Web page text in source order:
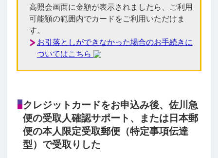
高照会画面に金額が表示されましたら、ご利用
可能額の範囲内でカードをご利用いただけま
す。
お引落としができなかった場合のお手続きに
ついてはこちら
クレジットカードをお申込み後、佐川急
便の受取人確認サポート、または日本郵
便の本人限定受取郵便（特定事項伝達
型）で受取りした